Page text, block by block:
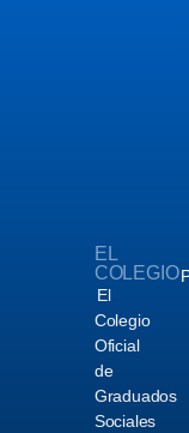
EL
COLEGIO
El
Colegio
Oficial
de
Graduados
Sociales